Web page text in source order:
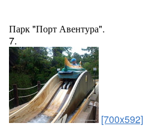
Парк "Порт Авентура".
7.
[700x592]